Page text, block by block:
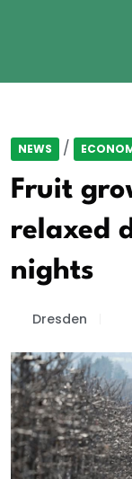
NEWS /
Fruit
relaxed
nights
Dresden